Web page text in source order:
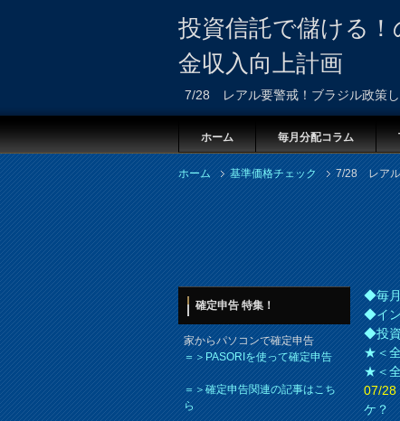
投資信託で儲ける
金収入向上計画
7/28 レアル要警戒！ブラジル政策
ホーム 毎月分配コラム
ホーム 基準価格チェック 7/28 レアル
◆毎
◆イン
◆投
★＜全
★＜全
07/
ケ？
確定申告 特集！
家からパソコンで確定申告
＝＞PASORIを使って確定申告
＝＞確定申告関連の記事はこち
ら